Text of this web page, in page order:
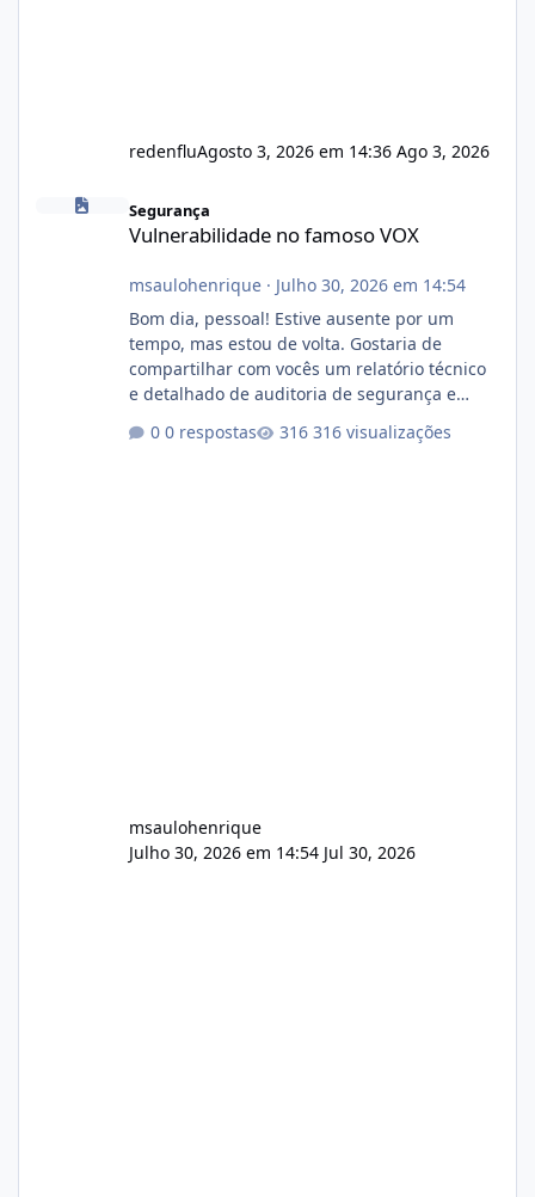
redenfluAgosto 3, 2026 em 14:36 Ago 3, 2026
Vulnerabilidade no famoso VOX
Segurança
Vulnerabilidade no famoso VOX
msaulohenrique· Julho 30, 2026 em 14:54
Bom dia, pessoal! Estive ausente por um
tempo, mas estou de volta. Gostaria de
compartilhar com vocês um relatório técnico
e detalhado de auditoria de segurança e
atualmente em circulação e comercialização
0 respostas 316 visualizações
msaulohenrique
Julho 30, 2026 em 14:54 Jul 30, 2026